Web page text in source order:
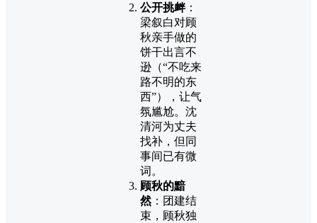
公开挑衅 ：
梁叙白对顾
秋亲手做的
饼干出言不
逊（“不吃来
路不明的东
西”），让气
氛尴尬。沈
清河为丈夫
找补，但同
事间已有微
词。
顾秋的黯
然：团建结
束，顾秋独